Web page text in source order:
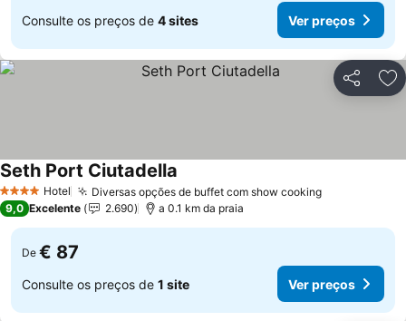
Consulte os preços de 4 sites Ver preços
Partilhar
4 EstrelasHotel Diversas opções de buffet com show cooking
Seth Port Ciutadella
9,0 Excelente 2.690 a 0.1 km da praia
De € 87
Consulte os preços de 1 site Ver preços